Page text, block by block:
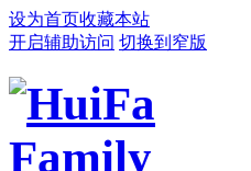
设为首页收藏本站
开启辅助访问 切换到窄版